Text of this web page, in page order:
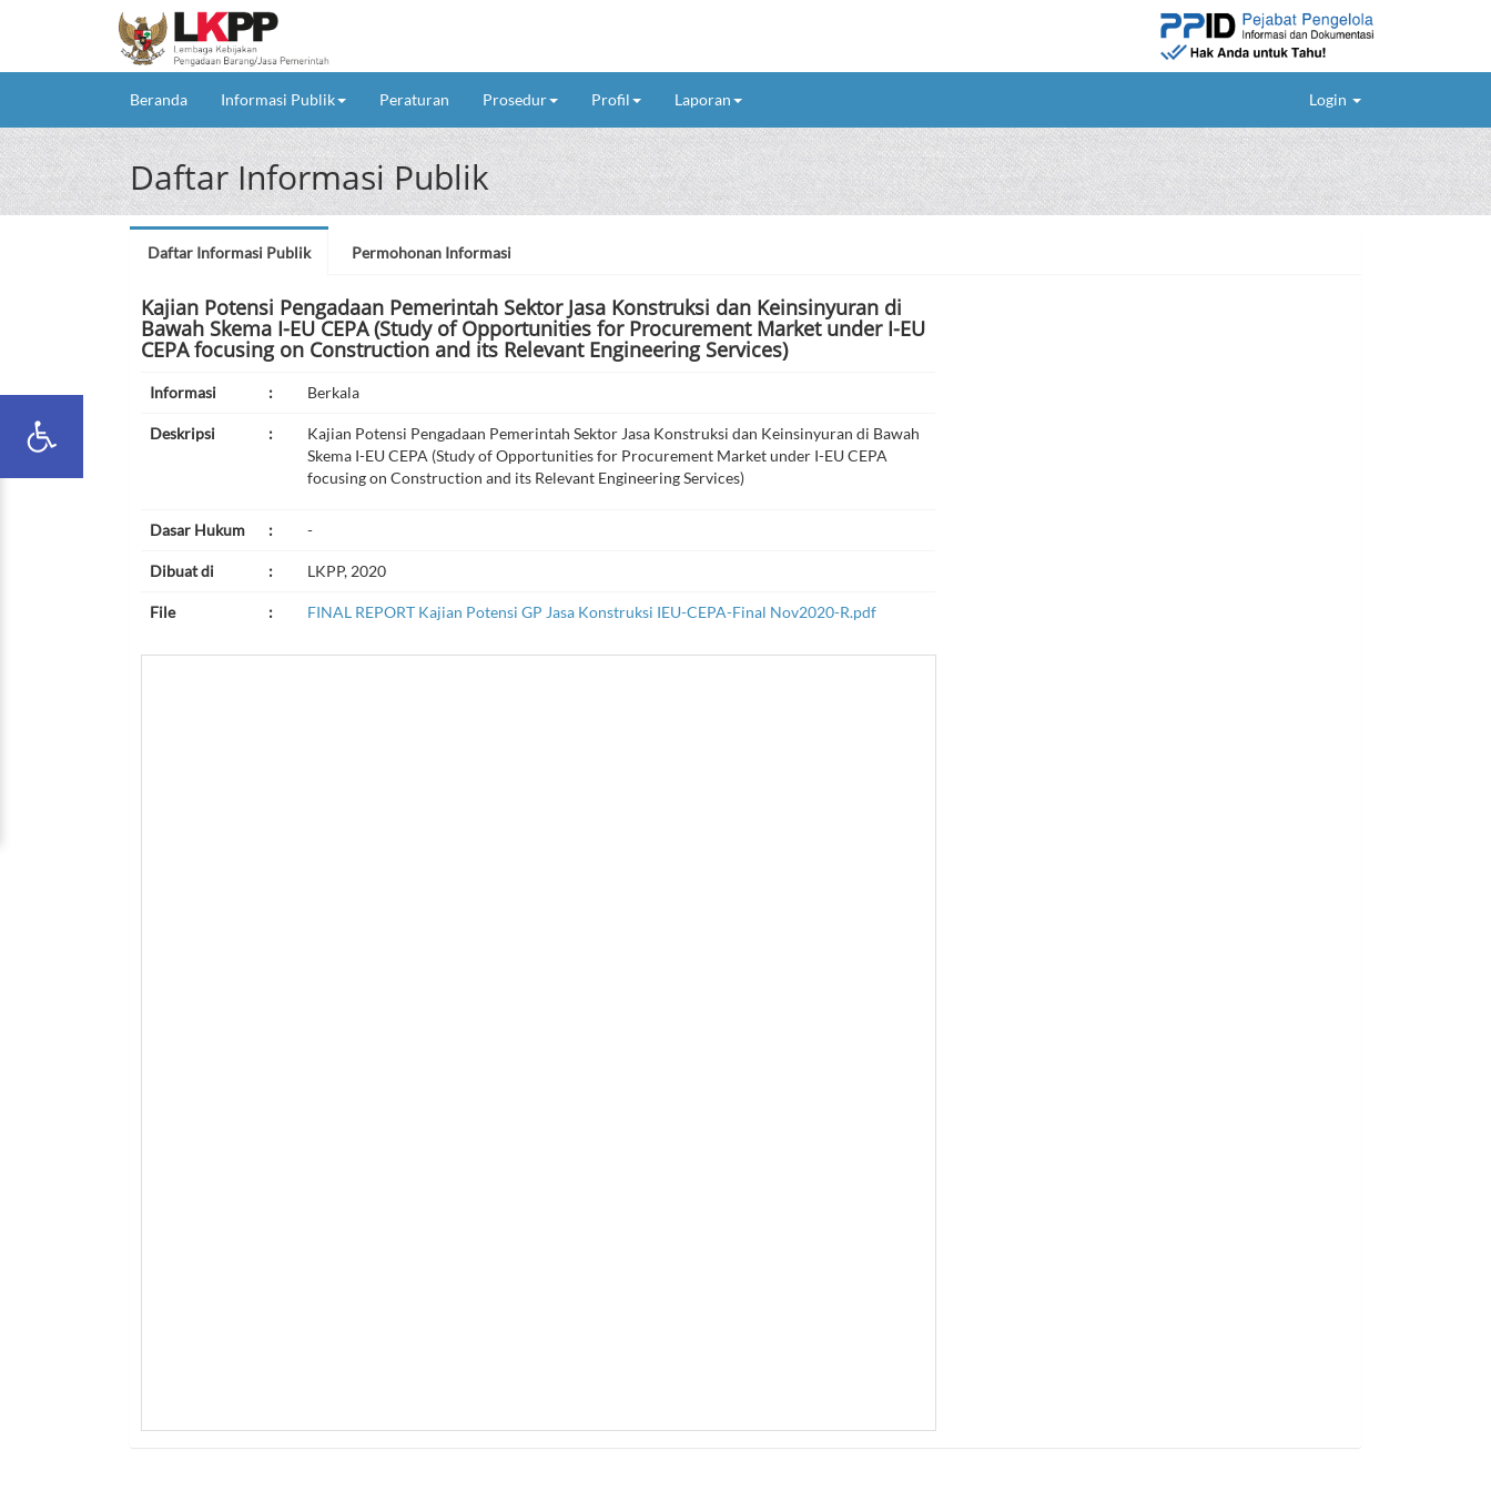
Beranda(current)Informasi Publik Peraturan Prosedur Profil Laporan Login
Daftar Informasi Publik
Daftar Informasi Publik Permohonan Informasi
Kajian Potensi Pengadaan Pemerintah Sektor Jasa Konstruksi dan Keinsinyuran di
Bawah Skema I-EU CEPA (Study of Opportunities for Procurement Market under I-EU
CEPA focusing on Construction and its Relevant Engineering Services)
Informasi : Berkala
Deskripsi :
Kajian Potensi Pengadaan Pemerintah Sektor Jasa Konstruksi dan Keinsinyuran di Bawah
Skema I-EU CEPA (Study of Opportunities for Procurement Market under I-EU CEPA
focusing on Construction and its Relevant Engineering Services)
Dasar Hukum : -
Dibuat di : LKPP, 2020
File : FINAL REPORT Kajian Potensi GP Jasa Konstruksi IEU-CEPA-Final Nov2020-R.pdf